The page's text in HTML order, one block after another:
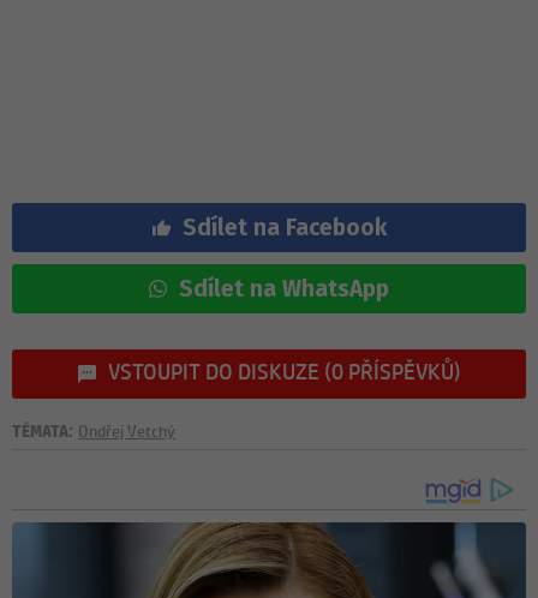
Sdílet na Facebook
Sdílet na WhatsApp
VSTOUPIT DO DISKUZE (0 PŘÍSPĚVKŮ)
TÉMATA: Ondřej Vetchý